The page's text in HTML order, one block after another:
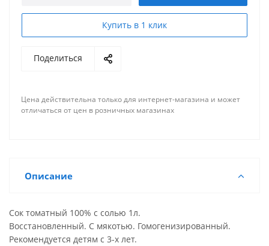
Купить в 1 клик
Поделиться
Цена действительна только для интернет-магазина и может
отличаться от цен в розничных магазинах
Описание
Сок томатный 100% с солью 1л.
Восстановленный. С мякотью. Гомогенизированный.
Рекомендуется детям с 3-х лет.